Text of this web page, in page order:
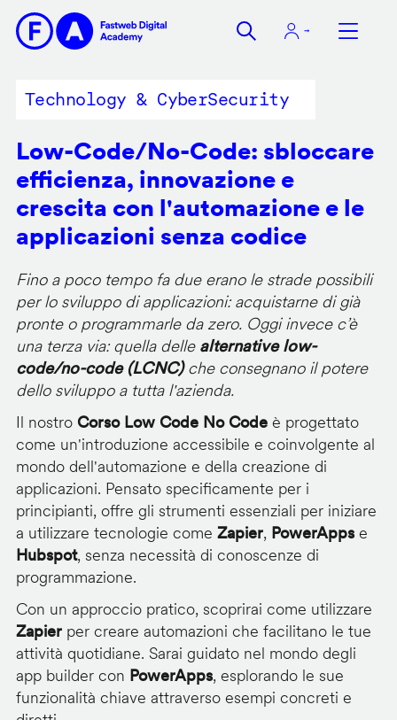
contenuto
Technology & CyberSecurity
Low-Code/No-Code: sbloccare
efficienza, innovazione e
crescita con l'automazione e le
applicazioni senza codice
Fino a poco tempo fa due erano le strade possibili
per lo sviluppo di applicazioni: acquistarne di già
pronte o programmarle da zero. Oggi invece c’è
una terza via: quella delle alternative low-
code/no-code (LCNC)che consegnano il potere
dello sviluppo a tutta l'azienda.
Il nostro Corso Low Code No Codeè progettato
come un'introduzione accessibile e coinvolgente al
mondo dell'automazione e della creazione di
applicazioni. Pensato specificamente per i
principianti, offre gli strumenti essenziali per iniziare
a utilizzare tecnologie come Zapier, PowerAppse
Hubspot, senza necessità di conoscenze di
programmazione.
Con un approccio pratico, scoprirai come utilizzare
Zapierper creare automazioni che facilitano le tue
attività quotidiane. Sarai guidato nel mondo degli
app builder con PowerApps, esplorando le sue
funzionalità chiave attraverso esempi concreti e